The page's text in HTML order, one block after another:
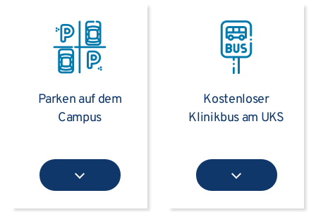
Kostenloser
Klinikbus am UKS
Parken auf dem
Campus